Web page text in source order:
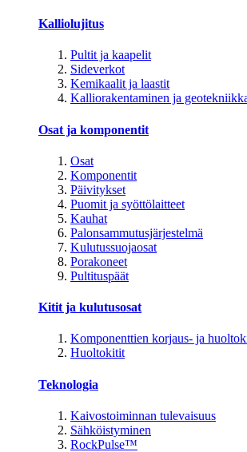
Kalliolujitus
Pultit ja kaapelit
Sideverkot
Kemikaalit ja laastit
Kalliorakentaminen ja
Osat ja komponentit
Osat
Komponentit
Päivitykset
Puomit ja syöttölaitteet
Kauhat
Palonsammutusjärjestelmä
Kulutussuojaosat
Porakoneet
Pultituspäät
Kitit ja kulutusosat
Komponenttien korjaus- ja
Huoltokitit
Teknologia
Kaivostoiminnan tulevaisuus
Sähköistyminen
RockPulse™